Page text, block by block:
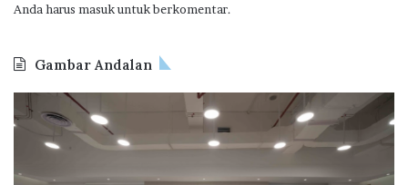
h
r
a
g
Anda harus masukuntuk berkomentar.
Gambar Andalan
P
T